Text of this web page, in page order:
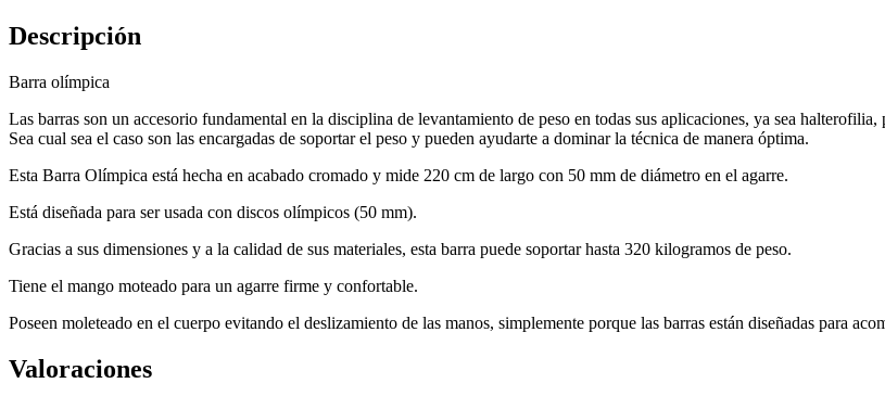
Descripción
Barra olímpica
Las barras son un accesorio fundamental en la disciplina de levantamiento de peso en todas sus aplicaciones, ya sea
Sea cual sea el caso son las encargadas de soportar el peso y pueden ayudarte a dominar la técnica de manera óptima.
Esta Barra Olímpica está hecha en acabado cromado y mide 220 cm de largo con 50 mm de diámetro en el agarre.
Está diseñada para ser usada con discos olímpicos (50 mm).
Gracias a sus dimensiones y a la calidad de sus materiales, esta barra puede soportar hasta 320 kilogramos de peso.
Tiene el mango moteado para un agarre firme y confortable.
Poseen moleteado en el cuerpo evitando el deslizamiento de las manos, simplemente porque las barras están diseñadas para
Valoraciones